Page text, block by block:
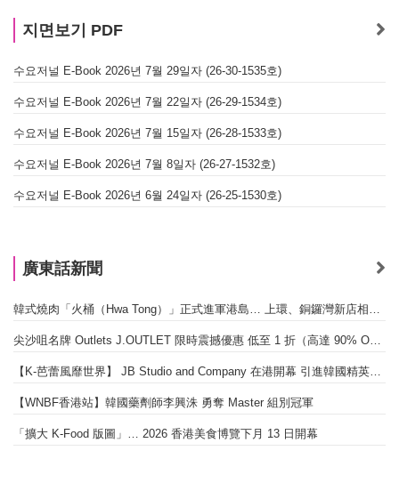
지면보기 PDF
수요저널 E-Book 2026년 7월 29일자 (26-30-1535호)
수요저널 E-Book 2026년 7월 22일자 (26-29-1534호)
수요저널 E-Book 2026년 7월 15일자 (26-28-1533호)
수요저널 E-Book 2026년 7월 8일자 (26-27-1532호)
수요저널 E-Book 2026년 6월 24일자 (26-25-1530호)
廣東話新聞
韓式燒肉「火桶（Hwa Tong）」正式進軍港島… 上環、銅鑼灣新店相繼開幕
尖沙咀名牌 Outlets J.OUTLET 限時震撼優惠 低至 1 折（高達 90% OFF）
【K-芭蕾風靡世界】 JB Studio and Company 在港開幕 引進韓國精英芭蕾教育系統
【WNBF香港站】韓國藥劑師李興洙 勇奪 Master 組別冠軍
「擴大 K-Food 版圖」… 2026 香港美食博覽下月 13 日開幕